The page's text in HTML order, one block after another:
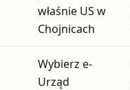
właśnie US w
Chojnicach
Wybierz e-
Urząd